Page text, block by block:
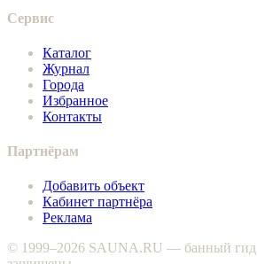
Сервис
Каталог
Журнал
Города
Избранное
Контакты
Партнёрам
Добавить объект
Кабинет партнёра
Реклама
© 1999–2026 SAUNA.RU — банный